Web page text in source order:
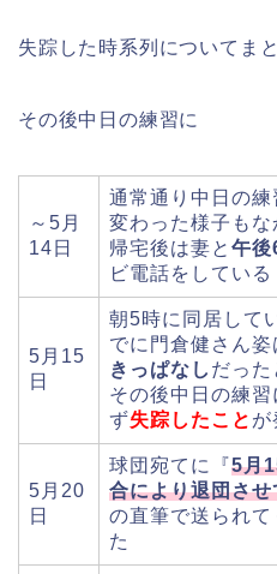
失踪した時系列についてま
その後中日の練習に
～5月
14日
通常通り中日の練
変わった様子もな
帰宅後は妻と 午後
ビ電話をしている
5月15
日
朝5時に同居して
でに門倉健さん姿
きっぱなし だった
その後中日の練
ず失踪したこと が
5月20
日
球団宛てに『5月
合により退団さ
の直筆で送られて
た